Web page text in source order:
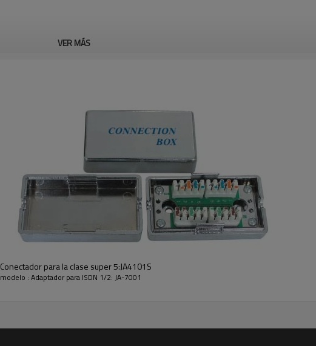
VER MÁS
Conectador para la clase super 5:JA4101S
modelo : Adaptador para ISDN 1/2: JA-7001